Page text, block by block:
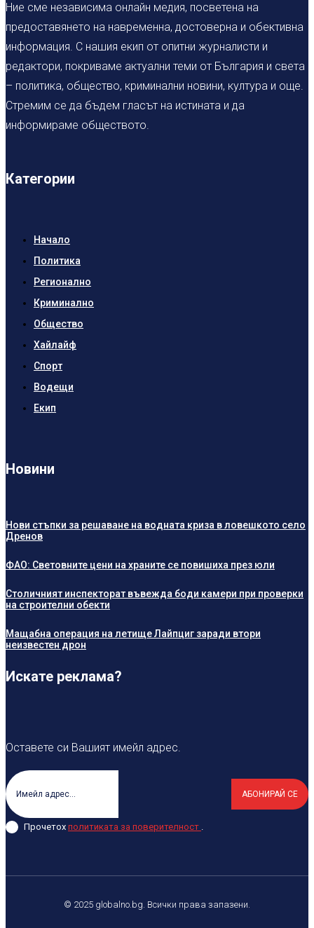
Ние сме независима онлайн медия, посветена на
предоставянето на навременна, достоверна и обективна
информация. С нашия екип от опитни журналисти и
редактори, покриваме актуални теми от България и света
– политика, общество, криминални новини, култура и още.
Стремим се да бъдем гласът на истината и да
информираме обществото.
Категории
Начало
Политика
Регионално
Криминално
Общество
Хайлайф
Спорт
Водещи
Екип
Новини
Нови стъпки за решаване на водната криза в ловешкото село
Дренов
ФАО: Световните цени на храните се повишиха през юли
Столичният инспекторат въвежда боди камери при проверки
на строителни обекти
Мащабна операция на летище Лайпциг заради втори
неизвестен дрон
Искате реклама?
Оставете си Вашият имейл адрес.
АБОНИРАЙ СЕ
Прочетох политиката за поверителност
© 2025 globalno.bg. Всички права запазени.